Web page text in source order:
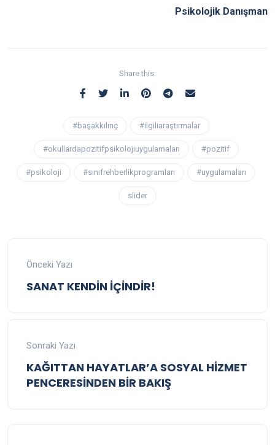
Psikolojik Danışman
Share this:
#başakkılınç #ilgiliaraştırmalar
#okullardapozitifpsikolojiuygulamaları #pozitif
#psikoloji #sınıfrehberlikprogramları #uygulamaları
slider
Önceki Yazı
SANAT KENDİN İÇİNDİR!
Sonraki Yazı
KAĞITTAN HAYATLAR’A SOSYAL HİZMET
PENCERESİNDEN BİR BAKIŞ